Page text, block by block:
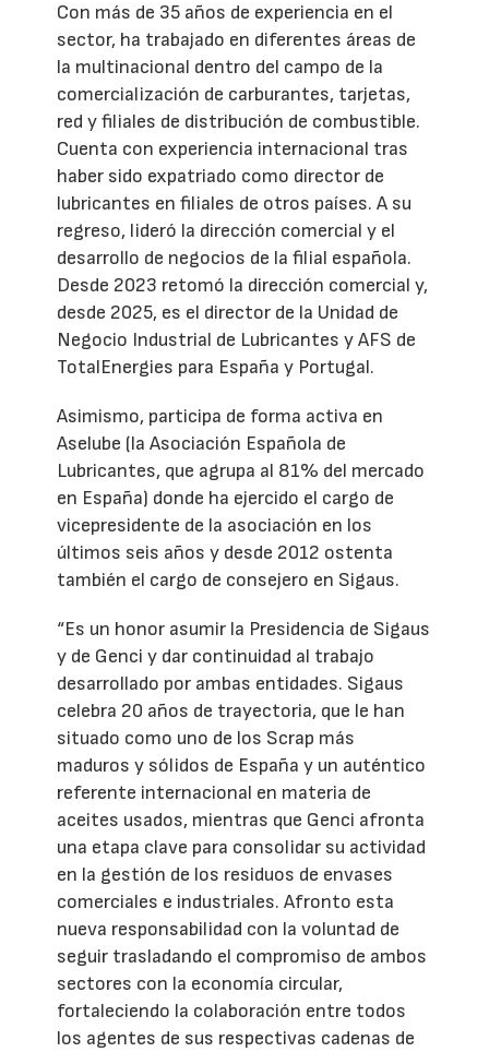
Con más de 35 años de experiencia en el
sector, ha trabajado en diferentes áreas de
la multinacional dentro del campo de la
comercialización de carburantes, tarjetas,
red y filiales de distribución de combustible.
Cuenta con experiencia internacional tras
haber sido expatriado como director de
lubricantes en filiales de otros países. A su
regreso, lideró la dirección comercial y el
desarrollo de negocios de la filial española.
Desde 2023 retomó la dirección comercial y,
desde 2025, es el director de la Unidad de
Negocio Industrial de Lubricantes y AFS de
TotalEnergies para España y Portugal.
Asimismo, participa de forma activa en
Aselube (la Asociación Española de
Lubricantes, que agrupa al 81% del mercado
en España) donde ha ejercido el cargo de
vicepresidente de la asociación en los
últimos seis años y desde 2012 ostenta
también el cargo de consejero en Sigaus.
“Es un honor asumir la Presidencia de Sigaus
y de Genci y dar continuidad al trabajo
desarrollado por ambas entidades. Sigaus
celebra 20 años de trayectoria, que le han
situado como uno de los Scrap más
maduros y sólidos de España y un auténtico
referente internacional en materia de
aceites usados, mientras que Genci afronta
una etapa clave para consolidar su actividad
en la gestión de los residuos de envases
comerciales e industriales. Afronto esta
nueva responsabilidad con la voluntad de
seguir trasladando el compromiso de ambos
sectores con la economía circular,
fortaleciendo la colaboración entre todos
los agentes de sus respectivas cadenas de